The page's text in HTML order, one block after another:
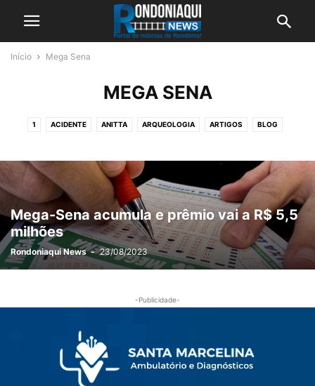
Início Mega Sena
MEGA SENA
1 ACIDENTE ANITTA ARQUEOLOGIA ARTIGOS BLOG
CORONA VÍRUS DESTAQUE ECONOMIA EDUCAÇÃO EMPREGOS
ENTRETENIMENTO ESPECIAL PUBLICITÁRIO ESPORTE EVENTOS
FÓRMULA 1 GERAÇÃO EMPREGO GINÁSTICA GUIA COMERCIAL
HOSPITAL SANTA MARCELINA DE PORTO VELHO INTERNACIONAL
JUSTIÇA LÚCIO ALBUQUERQUE MEGA SENA NATAÇÃO NETFLIX
NEWS OUTRAS POLICIA POST RONDÔNIA
VÍDEOS WHATSAPP
Mega-Sena acumula e prêmio vai a R$ 5,5
milhões
Rondoniaqui News - 23/08/2023
-Publicidade-